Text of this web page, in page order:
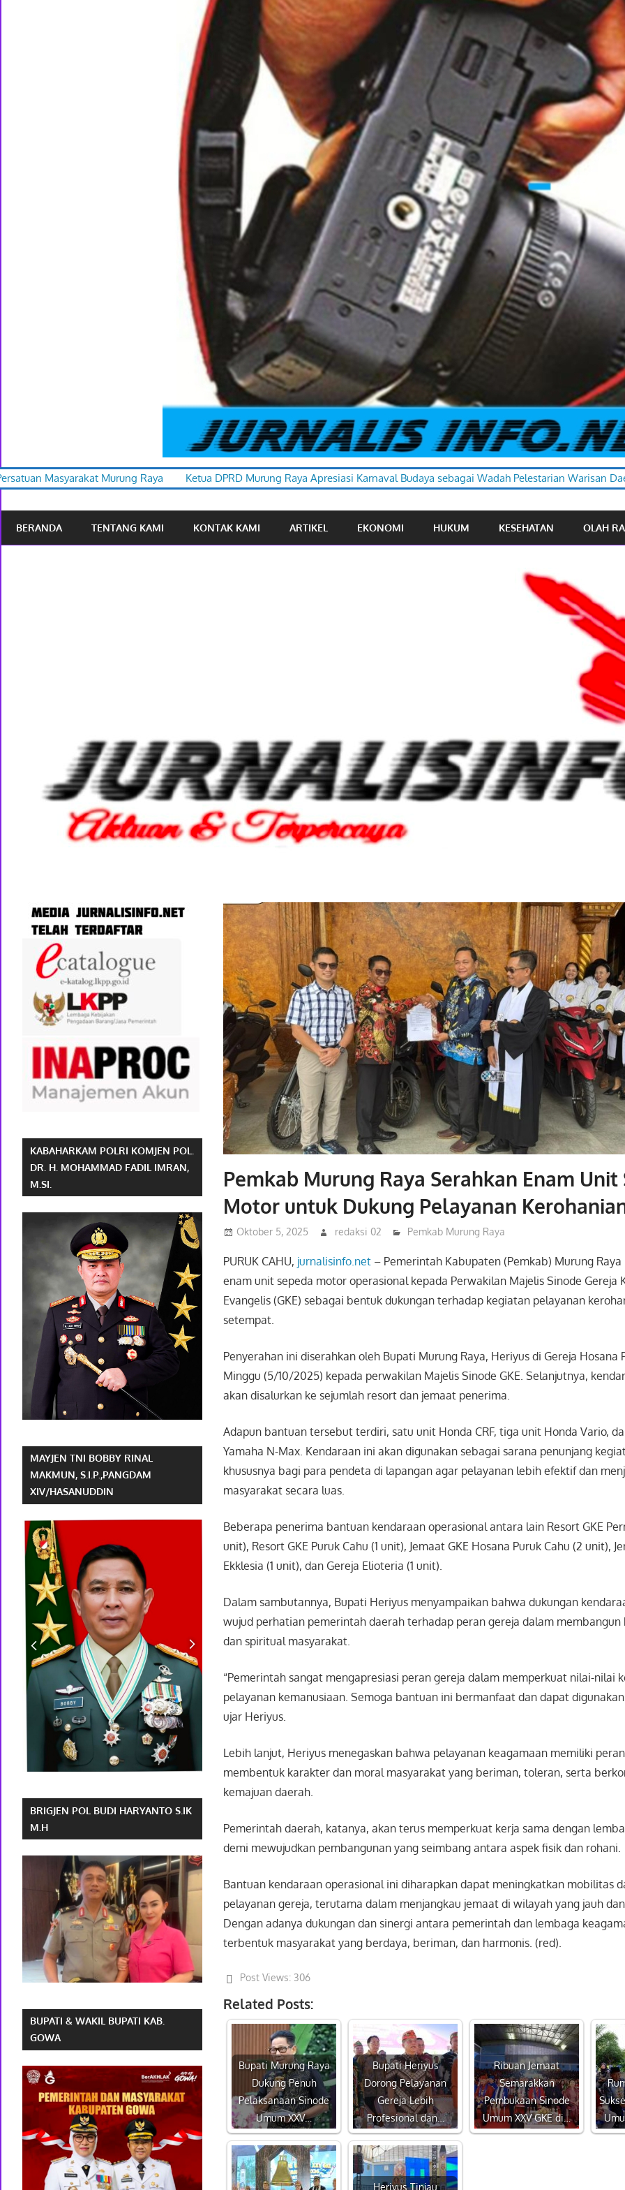
Raya Ketua DPRD Murung Raya Apresiasi Karnaval Budaya sebagai Wadah Pelestarian Warisan Daerah
BERANDA TENTANG KAMI KONTAK KAMI ARTIKEL EKONOMI HUKUM KESEHATAN OLAH
Pemkab Murung Raya Serahkan Enam Unit
Motor untuk Dukung Pelayanan
Oktober 5, 2025 redaksi 02 Pemkab Murung Raya
PURUK CAHU, jurnalisinfo.net – Pemerintah Kabupaten (Pemkab) Murung
enam unit sepeda motor operasional kepada Perwakilan Majelis Sinode Gereja
Evangelis (GKE) sebagai bentuk dukungan terhadap kegiatan pelayanan
setempat.
Penyerahan ini diserahkan oleh Bupati Murung Raya, Heriyus di Gereja Hosana
Minggu (5/10/2025) kepada perwakilan Majelis Sinode GKE. Selanjutnya,
akan disalurkan ke sejumlah resort dan jemaat penerima.
Adapun bantuan tersebut terdiri, satu unit Honda CRF, tiga unit Honda Vario,
Yamaha N-Max. Kendaraan ini akan digunakan sebagai sarana penunjang
khususnya bagi para pendeta di lapangan agar pelayanan lebih efektif dan
masyarakat secara luas.
Beberapa penerima bantuan kendaraan operasional antara lain Resort GKE
unit), Resort GKE Puruk Cahu (1 unit), Jemaat GKE Hosana Puruk Cahu (2 unit),
Ekklesia (1 unit), dan Gereja Elioteria (1 unit).
Dalam sambutannya, Bupati Heriyus menyampaikan bahwa dukungan
wujud perhatian pemerintah daerah terhadap peran gereja dalam membangun
dan spiritual masyarakat.
“Pemerintah sangat mengapresiasi peran gereja dalam memperkuat nilai-nilai
pelayanan kemanusiaan. Semoga bantuan ini bermanfaat dan dapat
ujar Heriyus.
Lebih lanjut, Heriyus menegaskan bahwa pelayanan keagamaan memiliki
membentuk karakter dan moral masyarakat yang beriman, toleran, serta
kemajuan daerah.
Pemerintah daerah, katanya, akan terus memperkuat kerja sama dengan
demi mewujudkan pembangunan yang seimbang antara aspek fisik dan rohani.
Bantuan kendaraan operasional ini diharapkan dapat meningkatkan mobilitas
pelayanan gereja, terutama dalam menjangkau jemaat di wilayah yang jauh
Dengan adanya dukungan dan sinergi antara pemerintah dan lembaga
terbentuk masyarakat yang berdaya, beriman, dan harmonis. (red).
Post Views: 306
Related Posts:
Bupati Murung Raya
Dukung Penuh
Pelaksanaan Sinode
Umum XXV…
Bupati Heriyus
Dorong Pelayanan
Gereja Lebih
Profesional dan…
Ribuan Jemaat
Semarakkan
Pembukaan Sinode
Umum XXV GKE di…
Heriyus Tinjau
KABAHARKAM POLRI KOMJEN POL.
DR. H. MOHAMMAD FADIL IMRAN,
M.SI.
MAYJEN TNI BOBBY RINAL
MAKMUN, S.I.P.,PANGDAM
XIV/HASANUDDIN
BRIGJEN POL BUDI HARYANTO S.IK
M.H
BUPATI & WAKIL BUPATI KAB.
GOWA